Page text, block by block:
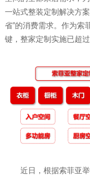
一站式整装定制解决方
省”的消费需求。作为索
键，整家定制实施已超过
近 日，根据索菲亚